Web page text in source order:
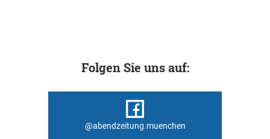
Folgen Sie uns auf:
@abendzeitung.muenchen